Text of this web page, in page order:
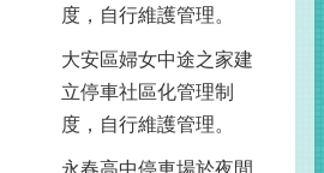
度，自行維護管理。
大安區婦女中途之家建
立停車社區化管理制
度，自行維護管理。
永春高中停車場於夜間